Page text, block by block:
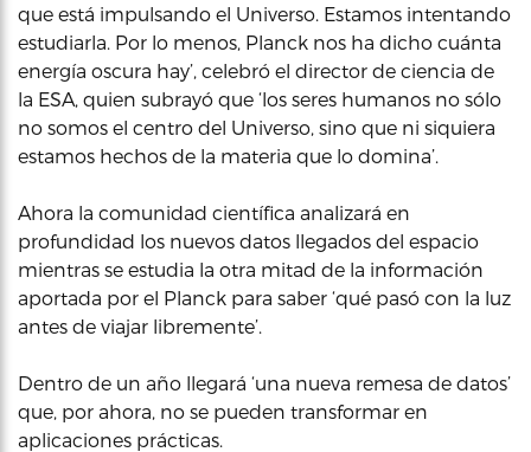
que está impulsando el Universo. Estamos intentando
estudiarla. Por lo menos, Planck nos ha dicho cuánta
energía oscura hay’, celebró el director de ciencia de
la ESA, quien subrayó que ‘los seres humanos no sólo
no somos el centro del Universo, sino que ni siquiera
estamos hechos de la materia que lo domina’.
Ahora la comunidad científica analizará en
profundidad los nuevos datos llegados del espacio
mientras se estudia la otra mitad de la información
aportada por el Planck para saber ‘qué pasó con la luz
antes de viajar libremente’.
Dentro de un año llegará ‘una nueva remesa de datos’
que, por ahora, no se pueden transformar en
aplicaciones prácticas.